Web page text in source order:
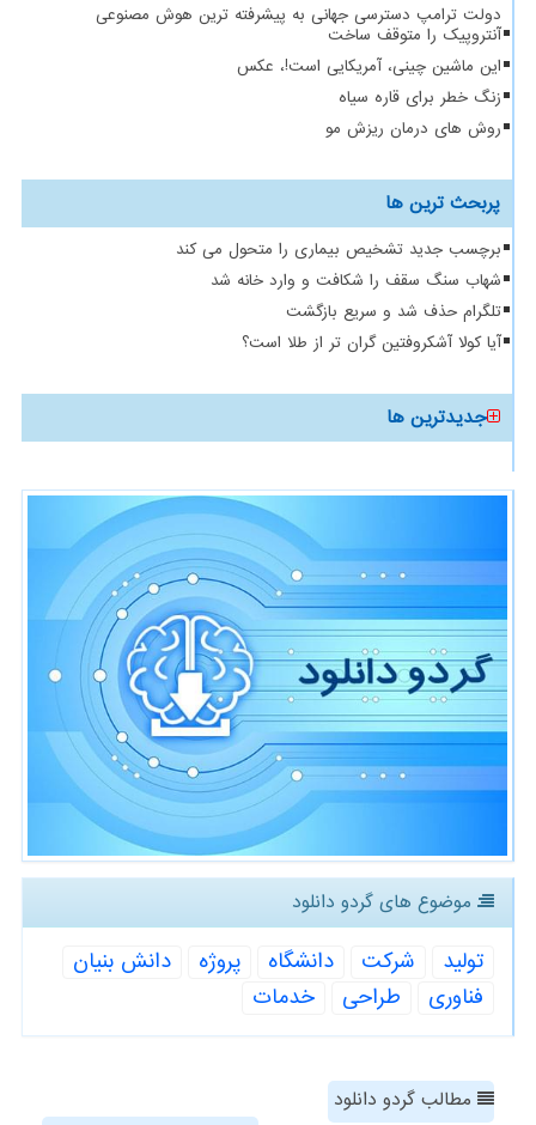
دولت ترامپ دسترسی جهانی به پیشرفته ترین هوش مصنوعی
آنتروپیک را متوقف ساخت
این ماشین چینی، آمریکایی است!، عکس
زنگ خطر برای قاره سیاه
روش های درمان ریزش مو
پربحث ترین ها
برچسب جدید تشخیص بیماری را متحول می کند
شهاب سنگ سقف را شکافت و وارد خانه شد
تلگرام حذف شد و سریع بازگشت
آیا کولا آشکروفتین گران تر از طلا است؟
جدیدترین ها
موضوع های گردو دانلود
تولید شركت دانشگاه پروژه
دانش بنیان
فناوری
طراحی خدمات
مطالب گردو دانلود